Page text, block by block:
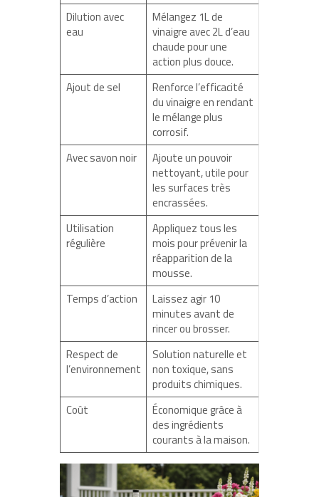
Dilution avec
eau
Mélangez 1L de
vinaigre avec 2L d’eau
chaude pour une
action plus douce.
Ajout de sel
Renforce l’efficacité
du vinaigre en rendant
le mélange plus
corrosif.
Avec savon noir
Ajoute un pouvoir
nettoyant, utile pour
les surfaces très
encrassées.
Utilisation
régulière
Appliquez tous les
mois pour prévenir la
réapparition de la
mousse.
Temps d’action
Laissez agir 10
minutes avant de
rincer ou brosser.
Respect de
l’environnement
Solution naturelle et
non toxique, sans
produits chimiques.
Coût
Économique grâce à
des ingrédients
courants à la maison.